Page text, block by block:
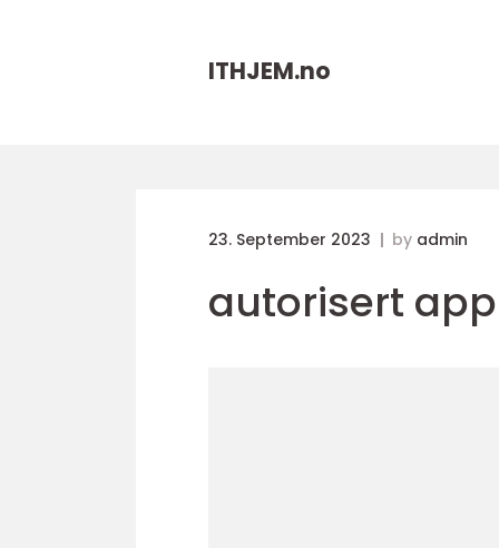
ITHJEM.no
23. September 2023 by admin
autorisert